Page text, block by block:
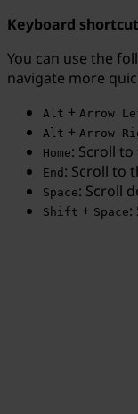
Keyboard
You can use the
navigate more
Alt + Arrow
Alt + Arrow
Home: Scroll
End : Scroll to
Space: Scroll
Shift + Space:
Search term...